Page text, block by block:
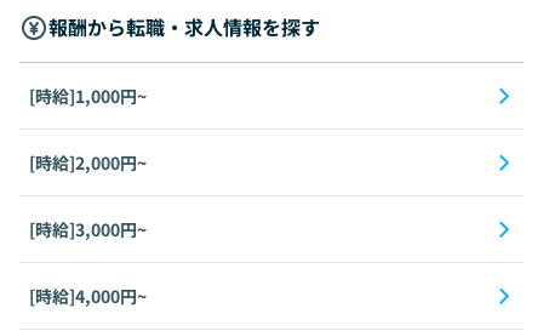
報酬から転職・求人情報を探す
[時給]1,000円~
[時給]2,000円~
[時給]3,000円~
[時給]4,000円~